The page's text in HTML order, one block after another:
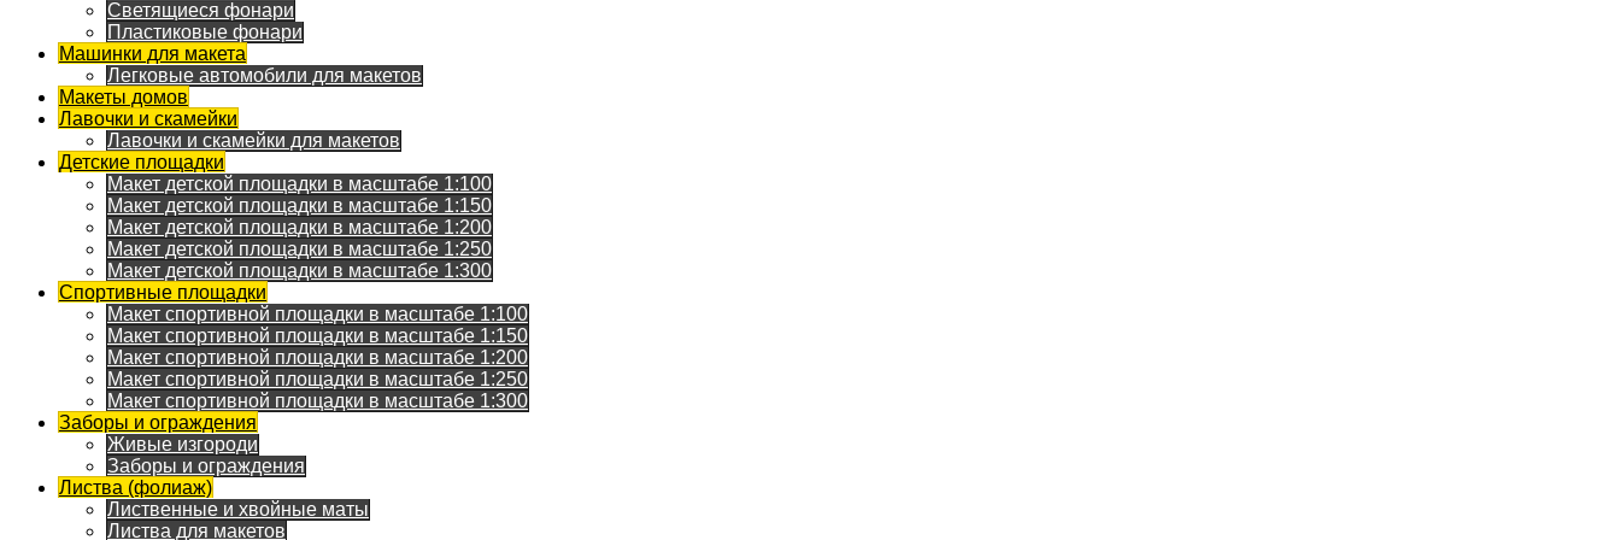
Светящиеся фонари
Пластиковые фонари
Машинки для макета
Легковые автомобили для макетов
Макеты домов
Лавочки и скамейки
Лавочки и скамейки для макетов
Детские площадки
Макет детской площадки в масштабе 1:100
Макет детской площадки в масштабе 1:150
Макет детской площадки в масштабе 1:200
Макет детской площадки в масштабе 1:250
Макет детской площадки в масштабе 1:300
Спортивные площадки
Макет спортивной площадки в масштабе 1:100
Макет спортивной площадки в масштабе 1:150
Макет спортивной площадки в масштабе 1:200
Макет спортивной площадки в масштабе 1:250
Макет спортивной площадки в масштабе 1:300
Заборы и ограждения
Живые изгороди
Заборы и ограждения
Листва (фолиаж)
Лиственные и хвойные маты
Листва для макетов